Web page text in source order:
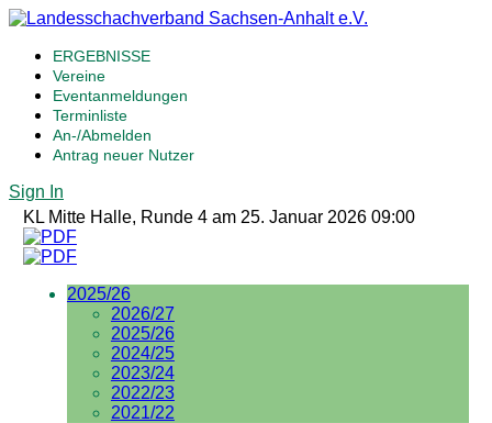
ERGEBNISSE
Vereine
Eventanmeldungen
Terminliste
An-/Abmelden
Antrag neuer Nutzer
Sign In
KL Mitte Halle, Runde 4 am 25. Januar 2026 09:00
2025/26
2026/27
2025/26
2024/25
2023/24
2022/23
2021/22